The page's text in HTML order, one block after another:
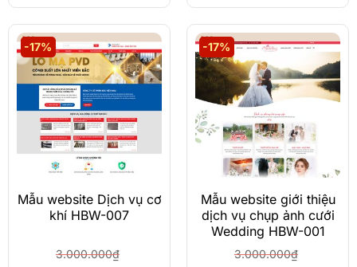
-17%
Mẫu website Dịch vụ cơ
khí HBW-007
3.000.000₫
-17%
Mẫu website giới thiệu
dịch vụ chụp ảnh cưới
Wedding HBW-001
3.000.000₫